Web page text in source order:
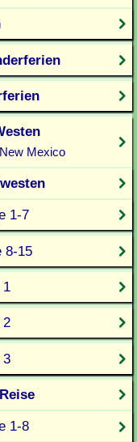
Mexico
1-7
8-15
1
2
3
1-8